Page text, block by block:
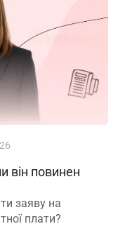
він повинен
заяву на
плати?